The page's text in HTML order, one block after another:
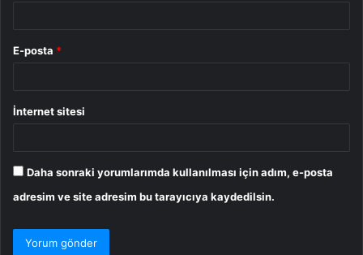
E-posta *
İnternet sitesi
Daha sonraki yorumlarımda kullanılması için adım, e-posta
adresim ve site adresim bu tarayıcıya kaydedilsin.